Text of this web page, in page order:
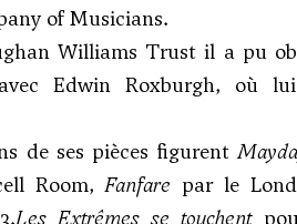
of Musicians.
Williams Trust il a pu
Edwin Roxburgh, où
de ses pièces figurent
Room,Fanfare par le
Les Extrêmes se touchent